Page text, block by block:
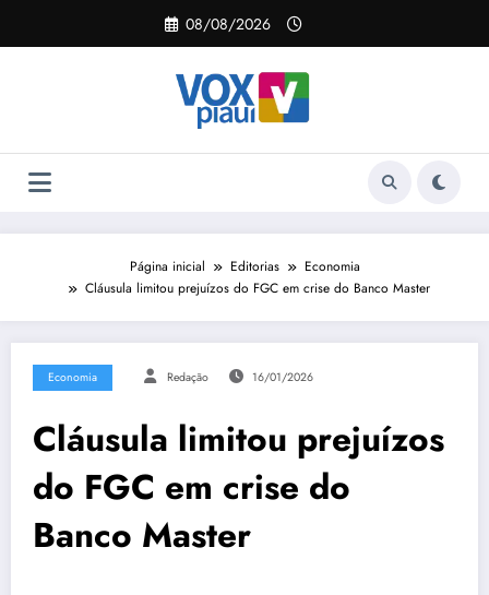
o
08/08/2026
Página inicial Editorias
Economia
Cláusula limitou prejuízos do FGC em crise do Banco Master
Economia Redação 16/01/2026
Cláusula limitou prejuízos
do FGC em crise do
Banco Master